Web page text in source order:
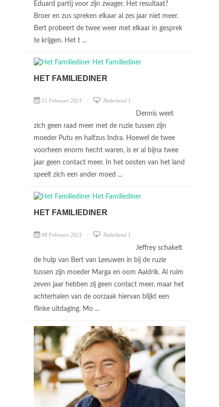
Eduard partij voor zijn zwager. Het resultaat?
Broer en zus spreken elkaar al zes jaar niet meer.
Bert probeert de twee weer met elkaar in gesprek
te krijgen. Het t ...
HET FAMILIEDINER
15 Februari 2021 Nederland 1
Dennis weet
zich geen raad meer met de ruzie tussen zijn
moeder Putu en halfzus Indra. Hoewel de twee
voorheen enorm hecht waren, is er al bijna twee
jaar geen contact meer. In het oosten van het land
speelt zich een ander moed ...
HET FAMILIEDINER
08 Februari 2021 Nederland 1
Jeffrey schakelt
de hulp van Bert van Leeuwen in bij de ruzie
tussen zijn moeder Marga en oom Aaldrik. Al ruim
zeven jaar hebben zij geen contact meer, maar het
achterhalen van de oorzaak hiervan blijkt een
flinke uitdaging. Mo ...